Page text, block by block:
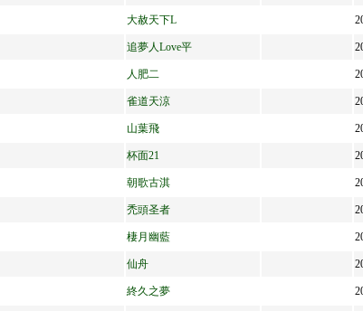
大赦天下L
追夢人Love平
人肥二
雀道天涼
山葉飛
杯面21
朝歌古淇
禿頭圣者
棲月幽藍
仙舟
終久之夢